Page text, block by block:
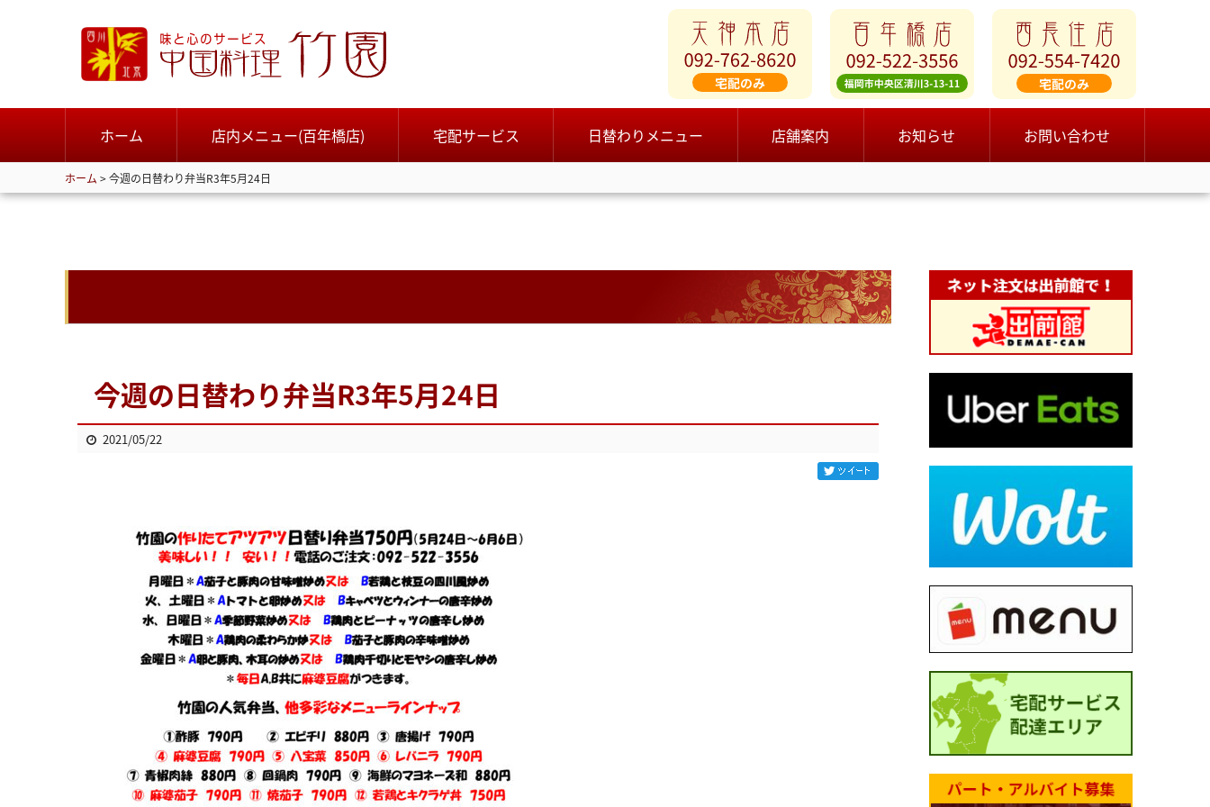
ホーム 店内メニュー(百年橋店) 宅配サービス 日替わりメニュー 店舗案内 お知らせ お問い合わせ
ホーム >今週の日替わり弁当R3年5月24日
今週の日替わり弁当R3年5月24日
2021/05/22